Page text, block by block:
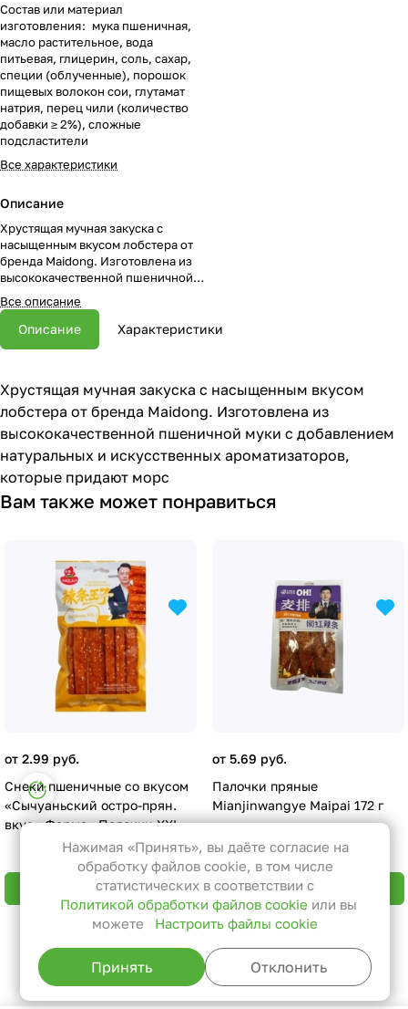
Состав или материал
изготовления: мука пшеничная,
масло растительное, вода
питьевая, глицерин, соль, сахар,
специи (облученные), порошок
пищевых волокон сои, глутамат
натрия, перец чили (количество
добавки ≥ 2%), сложные
подсластители
Все характеристики
Описание
Хрустящая мучная закуска с
насыщенным вкусом лобстера от
бренда Maidong. Изготовлена из
высококачественной пшеничной
и искусственных ароматизаторов,
которые придают морс
Все описание
Описание Характеристики
Хрустящая мучная закуска с насыщенным вкусом
лобстера от бренда Maidong. Изготовлена из
высококачественной пшеничной муки с добавлением
натуральных и искусственных ароматизаторов,
которые придают морс
Вам также может понравиться
от 2.99 руб.
Снеки пшеничные со вкусом
«Сычуаньский остро-прян.
вкус» Форма «Палочки XXL»,
В корзину
от 5.69 руб.
Палочки пряные
Mianjinwangye Maipai 172 г
В корзину
Настройки файлов cookie
Функциональные
Эти файлы необходимы для
функционирования сайта и не
могут быть отключены в наших
системах. Вы можете настроить
браузер так, чтобы он блокировал
их или уведомлял вас об их
использовании, но в таком случае
Нажимая «Принять», вы даёте согласие на
обработку файлов cookie, в том числе
статистических в соответствии с
Политикой обработки файлов cookie или вы
можете
Настроить файлы cookie
Принять Отклонить